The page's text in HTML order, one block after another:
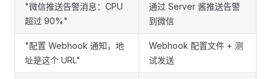
"微信推送告警消息：CPU
超过 90%"
通过 Server 酱推送告警
到微信
"配置 Webhook 通知，地
址是这个 URL"
Webhook 配置文件 + 测
试发送